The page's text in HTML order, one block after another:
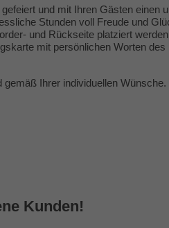
und mit Ihren Gästen einen
Stunden voll Freude und
und Rückseite platziert
mit persönlichen Worten
Ihrer individuellen
Kunden!